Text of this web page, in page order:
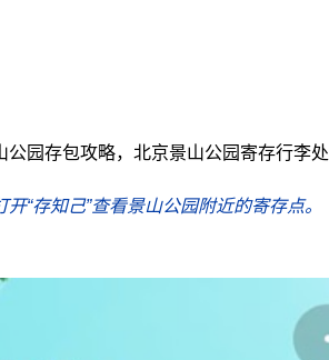
园存包攻略，北京景山公园寄存行李处
开“存知己”查看景山公园附近的寄存点。